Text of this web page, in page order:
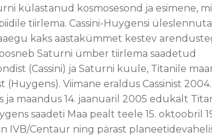
külastanud kosmosesond ja esimene,
tiirlema. Cassini-Huygensi
kaks aastakümmet kestev
Saturni ümber tiirlema saadetud
(Cassini) ja Saturni kuule, Titanile
(Huygens). Viimane eraldus Cassinist 2004.
ja maandus 14. jaanuaril 2005 edukalt
saadeti Maa pealt teele 15. oktoobril
IVB/Centaur ning pärast